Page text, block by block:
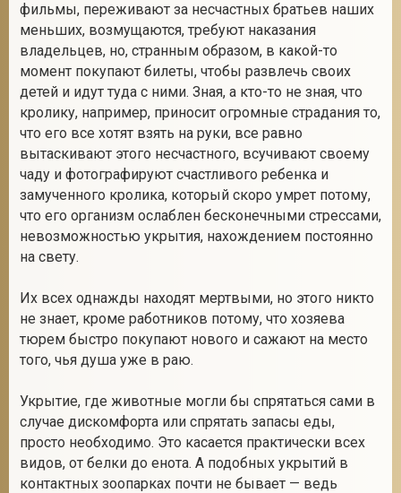
фильмы, переживают за несчастных братьев наших
меньших, возмущаются, требуют наказания
владельцев, но, странным образом, в какой-то
момент покупают билеты, чтобы развлечь своих
детей и идут туда с ними. Зная, а кто-то не зная, что
кролику, например, приносит огромные страдания то,
что его все хотят взять на руки, все равно
вытаскивают этого несчастного, всучивают своему
чаду и фотографируют счастливого ребенка и
замученного кролика, который скоро умрет потому,
что его организм ослаблен бесконечными стрессами,
невозможностью укрытия, нахождением постоянно
на свету.
Их всех однажды находят мертвыми, но этого никто
не знает, кроме работников потому, что хозяева
тюрем быстро покупают нового и сажают на место
того, чья душа уже в раю.
Укрытие, где животные могли бы спрятаться сами в
случае дискомфорта или спрятать запасы еды,
просто необходимо. Это касается практически всех
видов, от белки до енота. А подобных укрытий в
контактных зоопарках почти не бывает — ведь